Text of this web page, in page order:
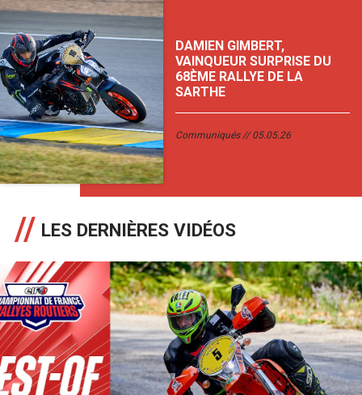
DAMIEN GIMBERT,
VAINQUEUR SURPRISE DU
68ÈME RALLYE DE LA
SARTHE
Communiqués 05.05.26
LES DERNIÈRES VIDÉOS